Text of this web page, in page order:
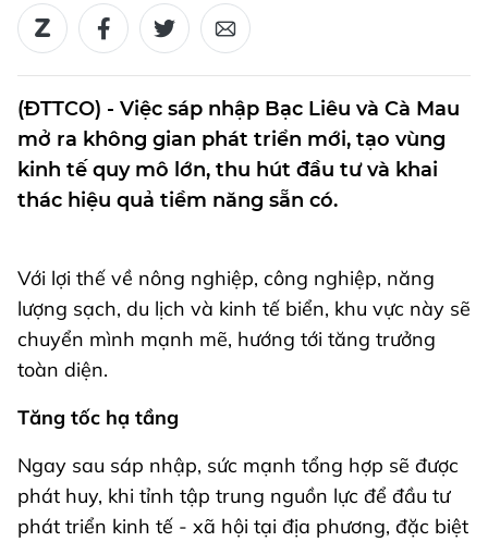
(ĐTTCO) - Việc sáp nhập Bạc Liêu và Cà Mau
mở ra không gian phát triển mới, tạo vùng
kinh tế quy mô lớn, thu hút đầu tư và khai
thác hiệu quả tiềm năng sẵn có.
Với lợi thế về nông nghiệp, công nghiệp, năng
lượng sạch, du lịch và kinh tế biển, khu vực này sẽ
chuyển mình mạnh mẽ, hướng tới tăng trưởng
toàn diện.
Tăng tốc hạ tầng
Ngay sau sáp nhập, sức mạnh tổng hợp sẽ được
phát huy, khi tỉnh tập trung nguồn lực để đầu tư
phát triển kinh tế - xã hội tại địa phương, đặc biệt